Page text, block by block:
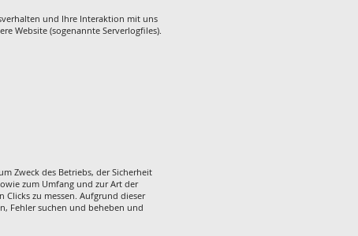
und Ihre Interaktion mit uns
Website (sogenannte Serverlogfiles).
Zweck des Betriebs, der Sicherheit
zum Umfang und zur Art der
zu messen. Aufgrund dieser
Fehler suchen und beheben und